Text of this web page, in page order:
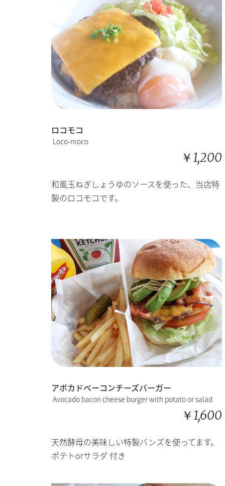
ロコモコ
Loco-moco
￥1,200
和風玉ねぎしょうゆのソースを使った、当店特
製のロコモコです。
アボカドベーコンチーズバーガー
Avocado bacon cheese burger with potato or salad
￥1,600
天然酵母の美味しい特製バンズを使ってます。
ポテトorサラダ 付き